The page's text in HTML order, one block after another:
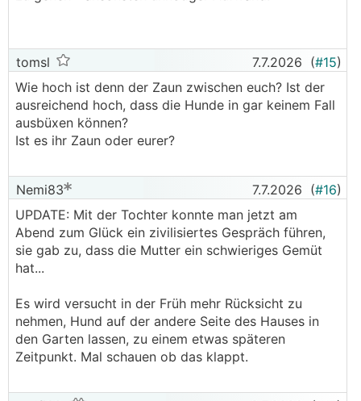
tomsl 7.7.2026 (#15)
Wie hoch ist denn der Zaun zwischen euch? Ist der
ausreichend hoch, dass die Hunde in gar keinem Fall
ausbüxen können?
Ist es ihr Zaun oder eurer?
Nemi83 7.7.2026 (#16)
UPDATE: Mit der Tochter konnte man jetzt am
Abend zum Glück ein zivilisiertes Gespräch führen,
sie gab zu, dass die Mutter ein schwieriges Gemüt
hat...
Es wird versucht in der Früh mehr Rücksicht zu
nehmen, Hund auf der andere Seite des Hauses in
den Garten lassen, zu einem etwas späteren
Zeitpunkt. Mal schauen ob das klappt.